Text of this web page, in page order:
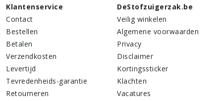
Klantenservice
Contact
Bestellen
Betalen
Verzendkosten
Levertijd
Tevredenheids-garantie
Retourneren
DeStofzuigerzak.be
Veilig winkelen
Algemene voorwaarden
Privacy
Disclaimer
Kortingssticker
Klachten
Vacatures